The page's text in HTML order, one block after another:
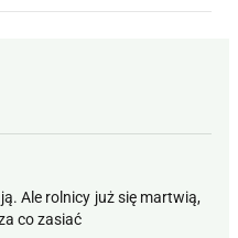
Ale rolnicy już się martwią,
co zasiać